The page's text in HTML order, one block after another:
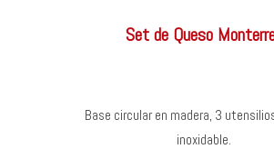
Set de Queso
Base circular en madera, 3
inoxidable.